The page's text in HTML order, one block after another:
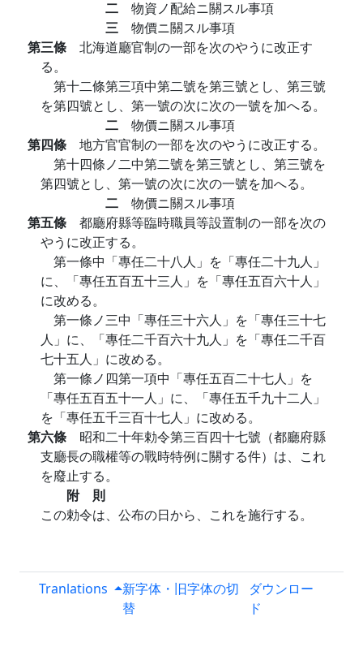
二 物資ノ配給ニ關スル事項
三 物價ニ關スル事項
第三條 北海道廳官制の一部を次のやうに改正す
る。
第十二條第三項中第二號を第三號とし、第三號
を第四號とし、第一號の次に次の一號を加へる。
二 物價ニ關スル事項
第四條 地方官官制の一部を次のやうに改正する。
第十四條ノ二中第二號を第三號とし、第三號を
第四號とし、第一號の次に次の一號を加へる。
二 物價ニ關スル事項
第五條 都廳府縣等臨時職員等設置制の一部を次の
やうに改正する。
第一條中「專任二十八人」を「專任二十九人」
に、「專任五百五十三人」を「專任五百六十人」
に改める。
第一條ノ三中「專任三十六人」を「專任三十七
人」に、「專任二千百六十九人」を「專任二千百
七十五人」に改める。
第一條ノ四第一項中「專任五百二十七人」を
「專任五百五十一人」に、「專任五千九十二人」
を「專任五千三百十七人」に改める。
第六條 昭和二十年勅令第三百四十七號（都廳府縣
支廳長の職權等の戰時特例に關する件）は、これ
を廢止する。
附 則
この勅令は、公布の日から、これを施行する。
Tranlations
新字体・旧字体の切
替
ダウンロー
ド